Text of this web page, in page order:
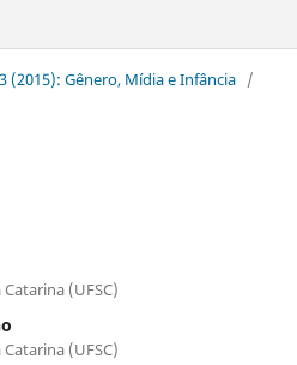
(2015): Gênero, Mídia e Infância /
(UFSC)
(UFSC)